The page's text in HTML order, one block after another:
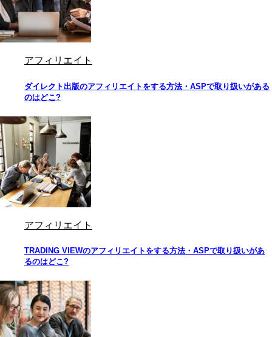
アフィリエイト
ダイレクト出版のアフィリエイトをする方法・ASPで取り扱いがある
のはどこ?
アフィリエイト
TRADING VIEWのアフィリエイトをする方法・ASPで取り扱いがあ
るのはどこ?